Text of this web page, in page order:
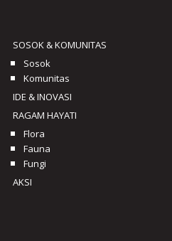
SOSOK & KOMUNITAS
Sosok
Komunitas
IDE & INOVASI
RAGAM HAYATI
Flora
Fauna
Fungi
AKSI